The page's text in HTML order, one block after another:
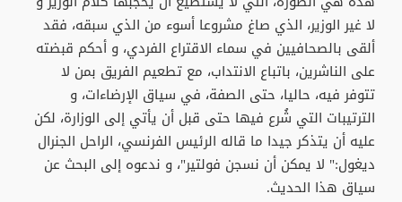
لا غير الوزير، الذي صاغ مشروعا أسوء من الذي سبقه، فقد
ألقى بالصحافيين في سماء الاقتراع الفردي، و أحكم قبضته
على الناشرين، باتباع الانتداب، مع تطعيم الفريق بمن لا
تتوفر فيه، حاليا، حتى الصفة، في سياق الإرضاءات، و
الترتيبات التي شُرع فيها حتى قبل أن يأتي إلى الوزارة، لكن
عليه أن يتذكر جيدا ما قاله الرئيس الفرنسي، الراحل الجنرال
ديغول:" لا يمكن أن نسجن فولتير"، و ندعوه إلى البحث عن
سياق هذا الحديث.